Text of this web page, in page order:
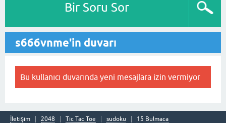
Bir Soru Sor
s666vnme'in duvarı
Bu kullanıcı duvarında yeni mesajlara izin vermiyor
İletişim 2048 Tic Tac Toe sudoku
15 Bulmaca